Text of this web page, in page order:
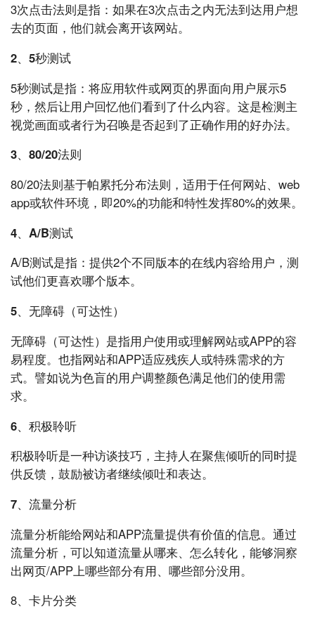
3次点击法则是指：如果在3次点击之内无法到达用户想
去的页面，他们就会离开该网站。
2、5秒测试
5秒测试是指：将应用软件或网页的界面向用户展示5
秒，然后让用户回忆他们看到了什么内容。这是检测主
视觉画面或者行为召唤是否起到了正确作用的好办法。
3、80/20法则
80/20法则基于帕累托分布法则，适用于任何网站、web
app或软件环境，即20%的功能和特性发挥80%的效果。
4、A/B测试
A/B测试是指：提供2个不同版本的在线内容给用户，测
试他们更喜欢哪个版本。
5、无障碍（可达性）
无障碍（可达性） 是指用户使用或理解网站或APP的容
易程度。也指网站和APP适应残疾人或特殊需求的方
式。譬如说为色盲的用户调整颜色满足他们的使用需
求。
6、积极聆听
积极聆听是一种访谈技巧，主持人在聚焦倾听的同时提
供反馈，鼓励被访者继续倾吐和表达。
7、流量分析
流量分析能给网站和APP流量提供有价值的信息。通过
流量分析，可以知道流量从哪来、怎么转化，能够洞察
出网页/APP上哪些部分有用、哪些部分没用。
8、 卡片分类